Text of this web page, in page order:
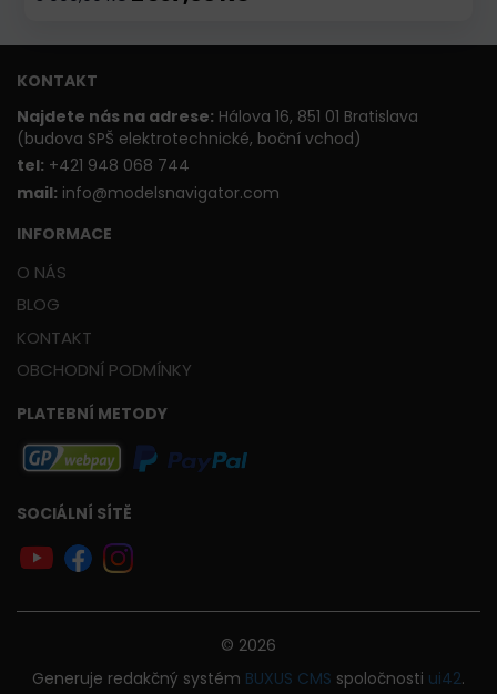
KONTAKT
Najdete nás na adrese: Hálova 16, 851 01 Bratislava
(budova SPŠ elektrotechnické, boční vchod)
tel: +421 948 068 744
mail: info@modelsnavigator.com
INFORMACE
O NÁS
BLOG
KONTAKT
OBCHODNÍ PODMÍNKY
PLATEBNÍ METODY
SOCIÁLNÍ SÍTĚ
© 2026
Generuje redakčný systém BUXUS CMS spoločnosti ui42.